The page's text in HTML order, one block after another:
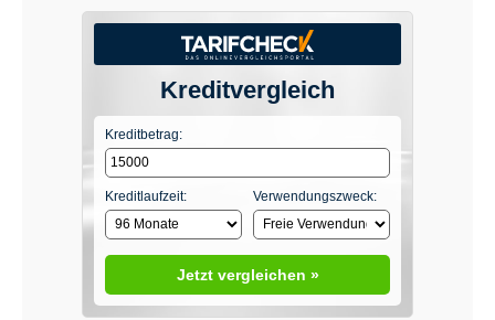
Kreditvergleich
Kreditbetrag:
Kreditlaufzeit: Verwendungszweck:
Jetzt vergleichen »